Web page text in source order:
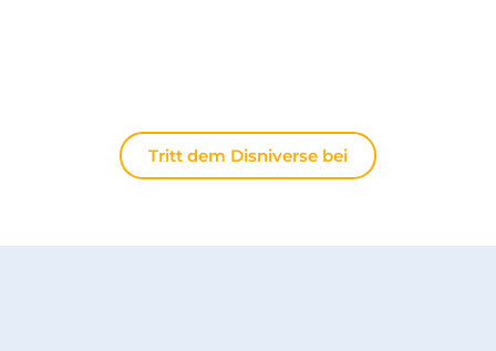
Tritt dem Disniverse bei